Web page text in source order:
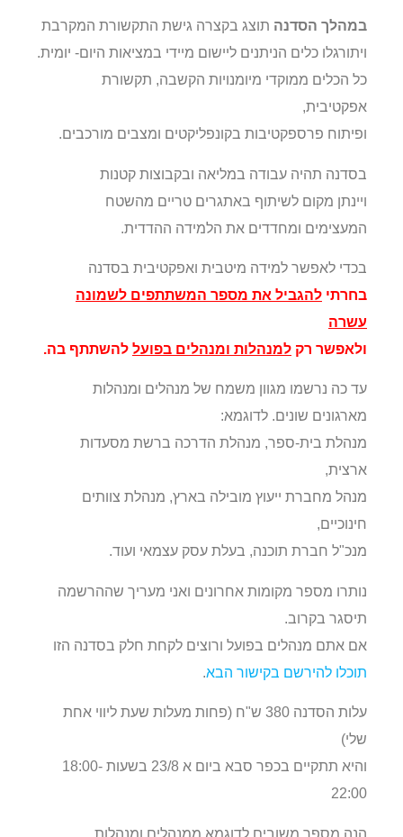
במהלך הסדנה תוצג בקצרה גישת התקשורת המקרבת
ויתורגלו כלים הניתנים ליישום מיידי במציאות היום- יומית.
כל הכלים ממוקדי מיומנויות הקשבה, תקשורת
אפקטיבית,
ופיתוח פרספקטיבות בקונפליקטים ומצבים מורכבים.
בסדנה תהיה עבודה במליאה ובקבוצות קטנות
ויינתן מקום לשיתוף באתגרים טריים מהשטח
המעצימים ומחדדים את הלמידה ההדדית.
בכדי לאפשר למידה מיטבית ואפקטיבית בסדנה
בחרתי להגביל את מספר המשתתפים לשמונה
עשרה
ולאפשר רק למנהלות ומנהלים בפועל להשתתף בה.
עד כה נרשמו מגוון משמח של מנהלים ומנהלות
מארגונים שונים. לדוגמא:
מנהלת בית-ספר, מנהלת הדרכה ברשת מסעדות
ארצית,
מנהל מחברת ייעוץ מובילה בארץ, מנהלת צוותים
חינוכיים,
מנכ"ל חברת תוכנה, בעלת עסק עצמאי ועוד.
נותרו מספר מקומות אחרונים ואני מעריך שההרשמה
תיסגר בקרוב.
אם אתם מנהלים בפועל ורוצים לקחת חלק בסדנה הזו
תוכלו להירשם בקישור הבא.
עלות הסדנה 380 ש"ח (פחות מעלות שעת ליווי אחת
שלי)
והיא תתקיים בכפר סבא
ביום א 23/8 בשעות 18:00-
22:00
הנה מספר משובים לדוגמא ממנהלים ומנהלות